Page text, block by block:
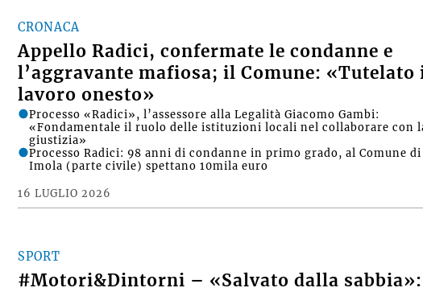
CRONACA
Appello Radici, confermate le condanne e
l’aggravante mafiosa; il Comune: «Tutelato il
lavoro onesto»
Processo «Radici», l’assessore alla Legalità Giacomo Gambi:
«Fondamentale il ruolo delle istituzioni locali nel collaborare con la
giustizia»
Processo Radici: 98 anni di condanne in primo grado, al Comune di
Imola (parte civile) spettano 10mila euro
SPORT